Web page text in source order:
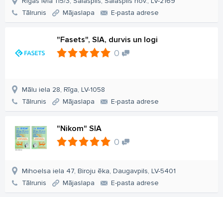
Tālrunis
Mājaslapa E-pasta adrese
"Fasets", SIA, durvis un logi
0
Mālu iela 28, Rīga, LV-1058
Tālrunis
Mājaslapa E-pasta adrese
"Nikom" SIA
0
Mihoelsa iela 47, Biroju ēka, Daugavpils, LV-5401
Tālrunis
Mājaslapa E-pasta adrese